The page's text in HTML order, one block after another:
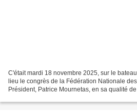
C'était mardi 18 novembre 2025, sur le
lieu le congrès de la Fédération Nationale
Président, Patrice Mournetas, en sa qualité